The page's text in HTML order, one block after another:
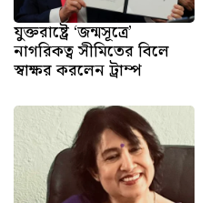
যুক্তরাষ্ট্রে ‘জন্মসূত্রে’
নাগরিকত্ব সীমিতের বিলে
স্বাক্ষর করলেন ট্রাম্প